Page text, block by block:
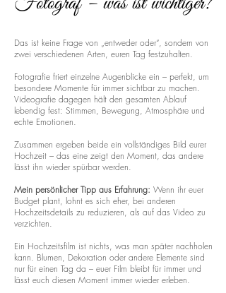
Das ist keine Frage von „entweder oder“, sondern von
zwei verschiedenen Arten, euren Tag festzuhalten.
Fotografie friert einzelne Augenblicke ein – perfekt, um
besondere Momente für immer sichtbar zu machen.
Videografie dagegen hält den gesamten Ablauf
lebendig fest: Stimmen, Bewegung, Atmosphäre und
echte Emotionen.
Zusammen ergeben beide ein vollständiges Bild eurer
Hochzeit – das eine zeigt den Moment, das andere
lässt ihn wieder spürbar werden.
Mein persönlicher Tipp aus Erfahrung: Wenn ihr euer
Budget plant, lohnt es sich eher, bei anderen
Hochzeitsdetails zu reduzieren, als auf das Video zu
verzichten.
Ein Hochzeitsfilm ist nichts, was man später nachholen
kann. Blumen, Dekoration oder andere Elemente sind
nur für einen Tag da – euer Film bleibt für immer und
lässt euch diesen Moment immer wieder erleben.